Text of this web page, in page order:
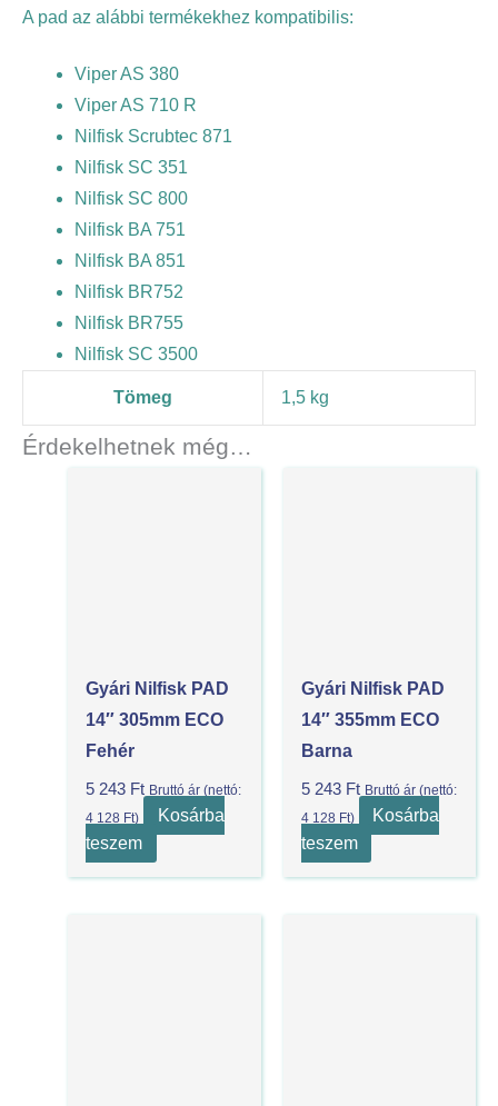
A pad az alábbi termékekhez kompatibilis:
Viper AS 380
Viper AS 710 R
Nilfisk Scrubtec 871
Nilfisk SC 351
Nilfisk SC 800
Nilfisk BA 751
Nilfisk BA 851
Nilfisk BR752
Nilfisk BR755
Nilfisk SC 3500
Tömeg 1,5 kg
Érdekelhetnek még…
Gyári Nilfisk PAD
14″ 305mm ECO
Fehér
5 243 Ft Bruttó ár (nettó:
4 128 Ft)
Kosárba
teszem
Gyári Nilfisk PAD
14″ 355mm ECO
Barna
5 243 Ft Bruttó ár (nettó:
4 128 Ft)
Kosárba
teszem